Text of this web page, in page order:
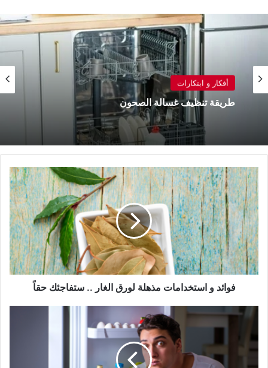
أفكار و ابتكارات
طريقة تنظيف غسالة الصحون
أفكار و ابتكارات
خلطات منزلية لتنظيف أدوات المطبخ
فوائد
و
استخدامات
مذهلة
لورق
الغار
..
ستفاجئك
حقاً
فوائد و استخدامات مذهلة لورق الغار .. ستفاجئك حقاً
الشعور